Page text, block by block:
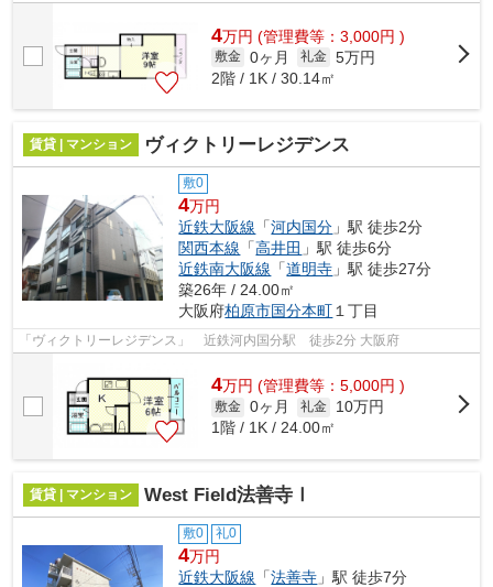
4万円 (管理費等：3,000円 )
敷金 0ヶ月 礼金 5万円
2階 / 1K / 30.14㎡
賃貸 | マンション ヴィクトリーレジデンス
敷0
4万円
近鉄大阪線 「河内国分 」駅 徒歩2分
関西本線 「高井田 」駅 徒歩6分
近鉄南大阪線 「道明寺 」駅 徒歩27分
築26年 / 24.00㎡
大阪府柏原市国分本町 １丁目
「ヴィクトリーレジデンス」 近鉄河内国分駅 徒歩2分 大阪府
4万円 (管理費等：5,000円 )
敷金 0ヶ月 礼金
10万円
1階 / 1K / 24.00㎡
賃貸 | マンション West Field法善寺Ⅰ
敷0 礼0
4万円
近鉄大阪線 「法善寺 」駅 徒歩7分